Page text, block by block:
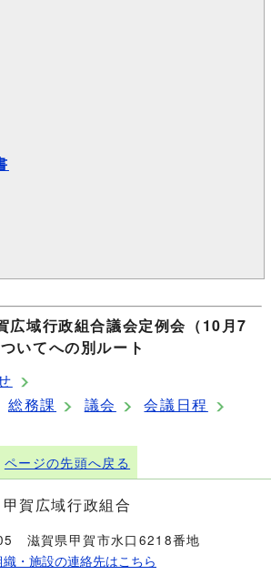
広域行政組合議会定例会（10月7
いてへの別ルート
総務課 議会 会議日程
ページの先頭へ戻る
甲賀広域行政組合
滋賀県甲賀市水口6218番地
織・施設の連絡先はこちら